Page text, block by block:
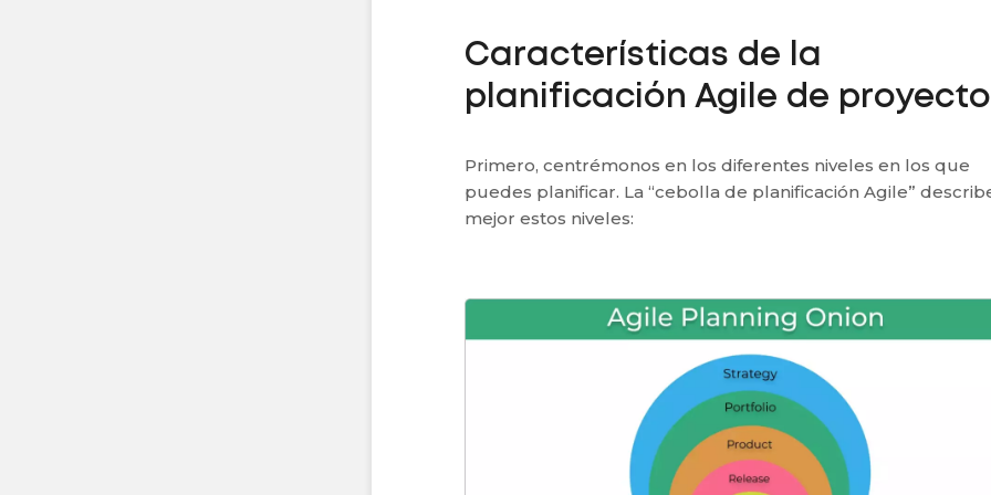
Características de la
planificación Agile de
Primero, centrémonos en los diferentes niveles en los que
puedes planificar. La “cebolla de planificación Agile”
mejor estos niveles: